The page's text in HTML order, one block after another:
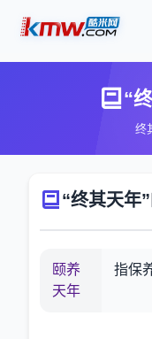
“
终
“终其天年
颐养
天年
指保